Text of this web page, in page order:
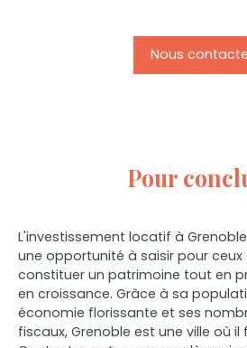
Nous
Pour
L'investissement locatif à
une opportunité à saisir pour
constituer un patrimoine tout en
en croissance. Grâce à sa
économie florissante et ses
fiscaux, Grenoble est une ville où